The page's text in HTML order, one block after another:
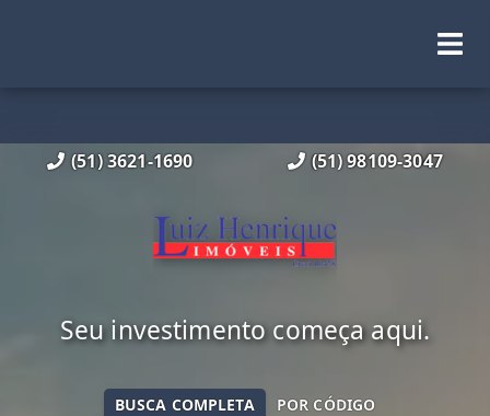
(51) 3621-1690 (51) 98109-3047
Seu investimento começa aqui.
BUSCA COMPLETA POR CÓDIGO